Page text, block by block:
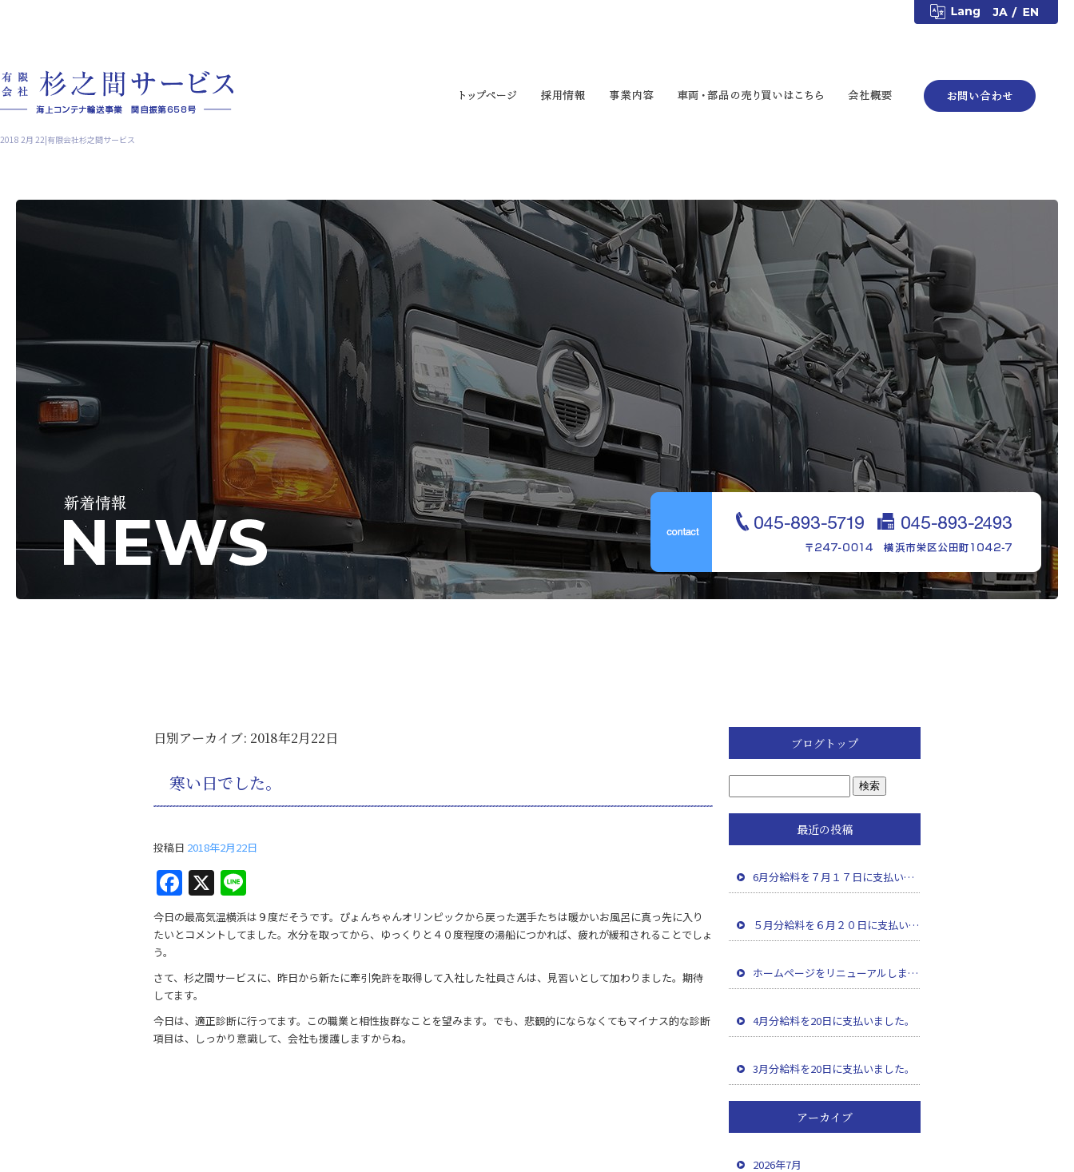
2018 2月 22|有限会社杉之間サービス
日別アーカイブ: 2018年2月22日
寒い日でした。
投稿日 2018年2月22日
F
a
c
b
o
o
X
n
e
今日の最高気温横浜は９度だそうです。ぴょんちゃんオリンピックから戻った選手たちは暖かいお風呂に真っ先に入り
たいとコメントしてました。水分を取ってから、ゆっくりと４０度程度の湯船につかれば、疲れが緩和されることでしょ
う。
さて、杉之間サービスに、昨日から新たに牽引免許を取得して入社した社員さんは、見習いとして加わりました。期待
してます。
今日は、適正診断に行ってます。この職業と相性抜群なことを望みます。でも、悲観的にならなくてもマイナス的な診断
項目は、しっかり意識して、会社も援護しますからね。
ブログトップ
最近の投稿
6月分給料を７月１７日に支払いました。
５月分給料を６月２０日に支払いました。
ホームページをリニューアルしました。
4月分給料を20日に支払いました。
3月分給料を20日に支払いました。
アーカイブ
2026年7月